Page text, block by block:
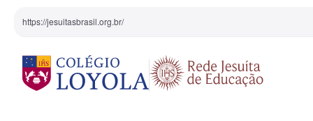
https://jesuitasbrasil.org.br/